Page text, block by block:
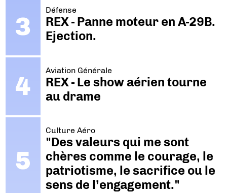
Défense
REX - Panne moteur en A-29B.
Ejection.
Aviation Générale
REX - Le show aérien tourne
au drame
Culture Aéro
"Des valeurs qui me sont
chères comme le courage, le
patriotisme, le sacrifice ou le
sens de l’engagement."